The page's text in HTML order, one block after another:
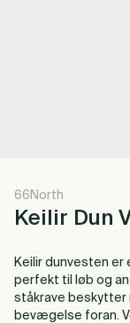
66North
Keilir Dun
Keilir dunvesten
perfekt til løb og
ståkrave beskytter
bevægelse foran.